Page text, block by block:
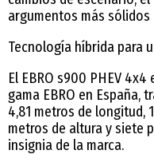
argumentos más sólidos
Tecnología híbrida para
El EBRO s900 PHEV
gama EBRO en España,
4,81 metros de longitud,
metros de altura y siete
insignia de la marca.